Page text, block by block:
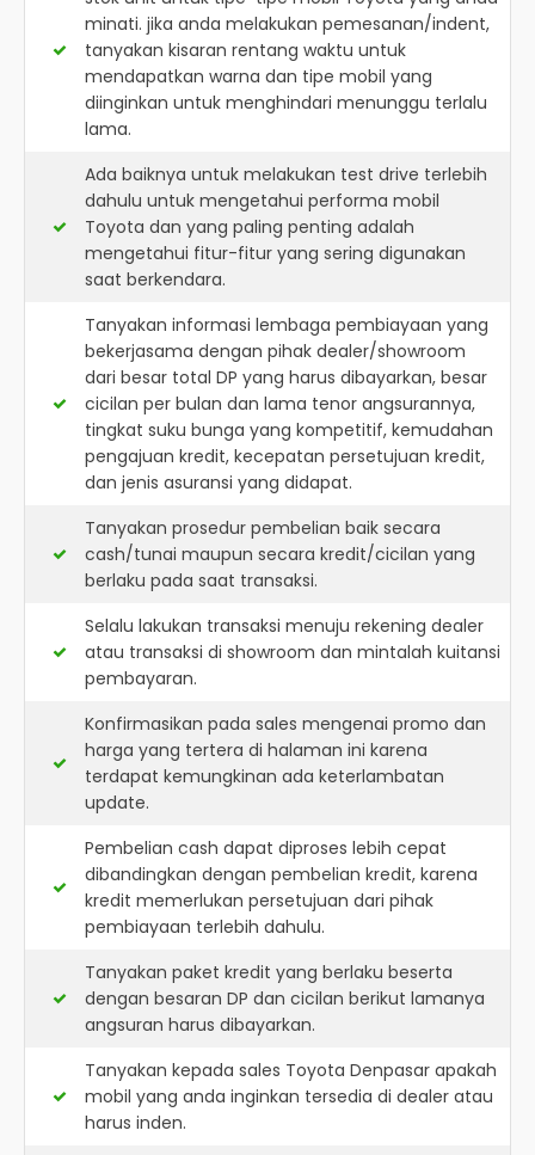
minati. jika anda melakukan pemesanan/indent,
tanyakan kisaran rentang waktu untuk
mendapatkan warna dan tipe mobil yang
diinginkan untuk menghindari menunggu terlalu
lama.
Ada baiknya untuk melakukan test drive terlebih
dahulu untuk mengetahui performa mobil
Toyota dan yang paling penting adalah
mengetahui fitur-fitur yang sering digunakan
saat berkendara.
Tanyakan informasi lembaga pembiayaan yang
bekerjasama dengan pihak dealer/showroom
dari besar total DP yang harus dibayarkan, besar
cicilan per bulan dan lama tenor angsurannya,
tingkat suku bunga yang kompetitif, kemudahan
pengajuan kredit, kecepatan persetujuan kredit,
dan jenis asuransi yang didapat.
Tanyakan prosedur pembelian baik secara
cash/tunai maupun secara kredit/cicilan yang
berlaku pada saat transaksi.
Selalu lakukan transaksi menuju rekening dealer
atau transaksi di showroom dan mintalah kuitansi
pembayaran.
Konfirmasikan pada sales mengenai promo dan
harga yang tertera di halaman ini karena
terdapat kemungkinan ada keterlambatan
update.
Pembelian cash dapat diproses lebih cepat
dibandingkan dengan pembelian kredit, karena
kredit memerlukan persetujuan dari pihak
pembiayaan terlebih dahulu.
Tanyakan paket kredit yang berlaku beserta
dengan besaran DP dan cicilan berikut lamanya
angsuran harus dibayarkan.
Tanyakan kepada sales Toyota Denpasar apakah
mobil yang anda inginkan tersedia di dealer atau
harus inden.